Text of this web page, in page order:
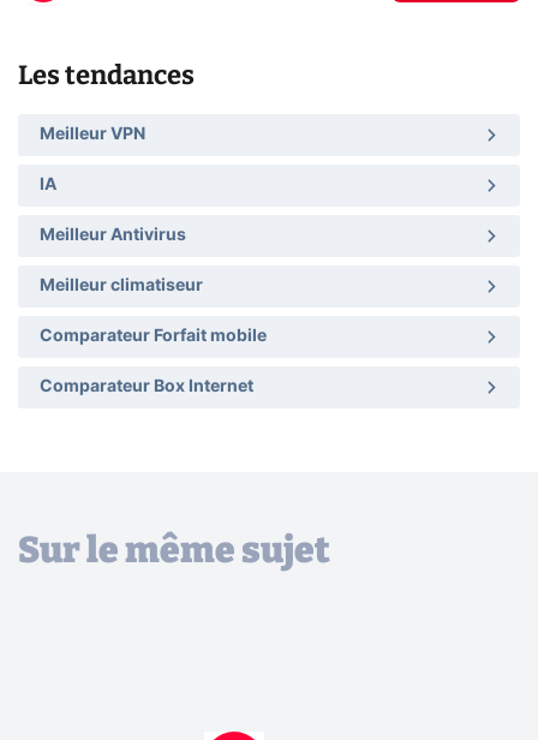
Les tendances
Meilleur VPN
IA
Meilleur Antivirus
Meilleur climatiseur
Comparateur Forfait mobile
Comparateur Box Internet
Sur le même sujet